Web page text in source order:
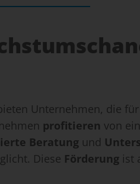
Unternehmen, die
profitieren von
Beratung und
Diese Förderung ist